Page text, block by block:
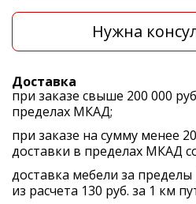
Нужна
Доставка
при заказе свыше 200 000
пределах МКАД;
при заказе на сумму менее
доставки в пределах МКАД
доставка мебели за
из расчета 130 руб. за 1 км